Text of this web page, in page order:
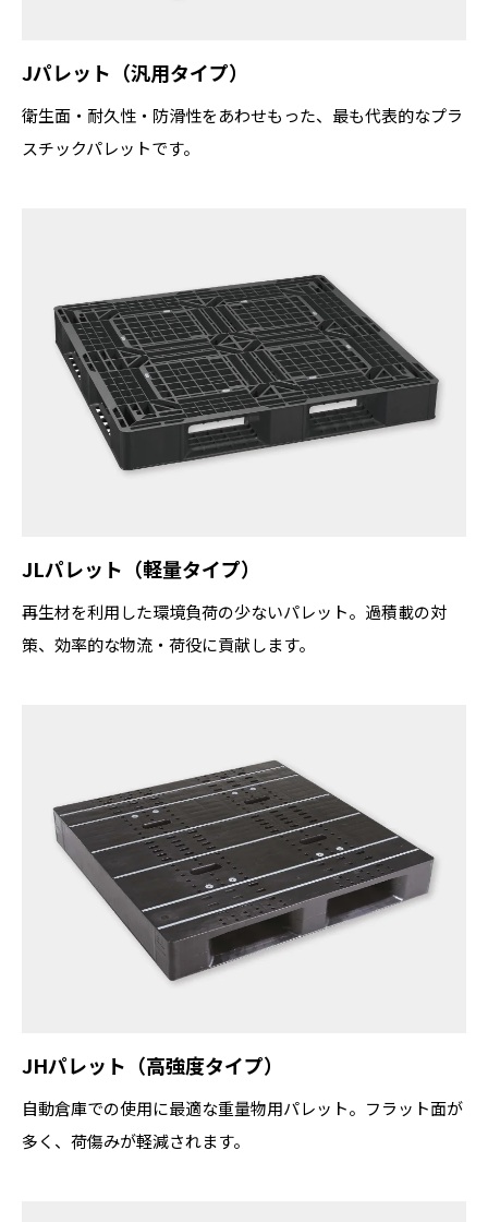
Jパレット（汎用タイプ）
衛生面・耐久性・防滑性をあわせもった、最も代表的なプラ
スチックパレットです。
JLパレット（軽量タイプ）
再生材を利用した環境負荷の少ないパレット。過積載の対
策、効率的な物流・荷役に貢献します。
JHパレット（高強度タイプ）
自動倉庫での使用に最適な重量物用パレット。フラット面が
多く、荷傷みが軽減されます。